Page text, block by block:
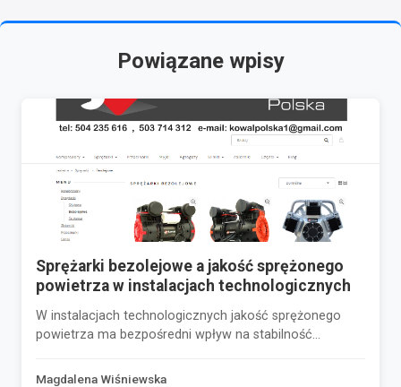
Powiązane wpisy
Sprężarki bezolejowe a jakość sprężonego
powietrza w instalacjach technologicznych
W instalacjach technologicznych jakość sprężonego
powietrza ma bezpośredni wpływ na stabilność...
Magdalena Wiśniewska